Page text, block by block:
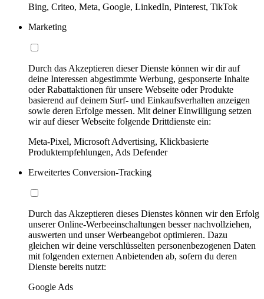
Bing, Criteo, Meta, Google, LinkedIn, Pinterest, TikTok
Marketing
Durch das Akzeptieren dieser Dienste können wir dir auf
deine Interessen abgestimmte Werbung, gesponserte Inhalte
oder Rabattaktionen für unsere Webseite oder Produkte
basierend auf deinem Surf- und Einkaufsverhalten anzeigen
sowie deren Erfolge messen. Mit deiner Einwilligung setzen
wir auf dieser Webseite folgende Drittdienste ein:
Meta-Pixel, Microsoft Advertising, Klickbasierte
Produktempfehlungen, Ads Defender
Erweitertes Conversion-Tracking
Durch das Akzeptieren dieses Dienstes können wir den Erfolg
unserer Online-Werbeeinschaltungen besser nachvollziehen,
auswerten und unser Werbeangebot optimieren. Dazu
gleichen wir deine verschlüsselten personenbezogenen Daten
mit folgenden externen Anbietenden ab, sofern du deren
Dienste bereits nutzt:
Google Ads